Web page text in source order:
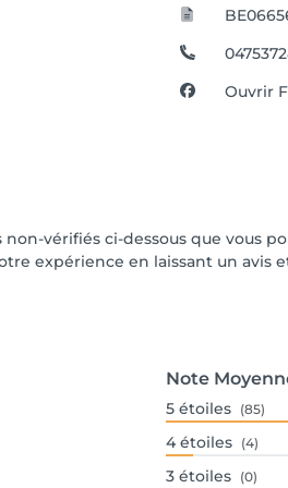
Ouvrir
non-vérifiés ci-dessous que vous
expérience en laissant un
Note
5 étoiles (85)
4 étoiles (4)
3 étoiles (0)